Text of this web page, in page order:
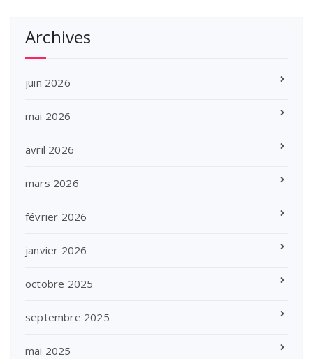
Archives
juin 2026
mai 2026
avril 2026
mars 2026
février 2026
janvier 2026
octobre 2025
septembre 2025
mai 2025